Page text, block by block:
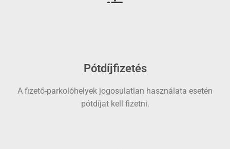
Pótdíjfizetés
A fizető-parkolóhelyek jogosulatlan használata esetén
pótdíjat kell fizetni.